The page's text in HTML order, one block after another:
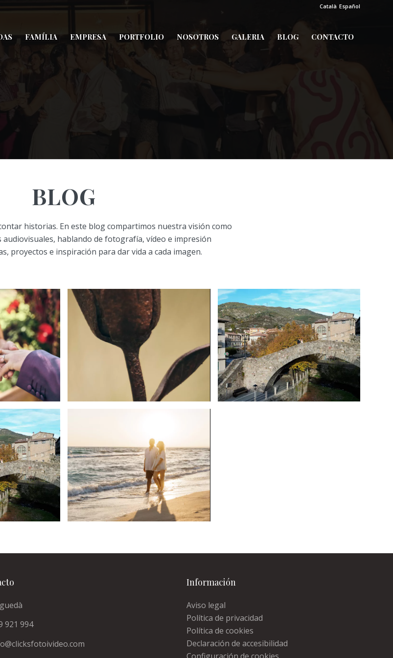
Català Español
FAMÍLIA EMPRESA PORTFOLIO NOSOTROS GALERIA BLOG CONTACTO
BLOG
historias. En este blog compartimos nuestra visión como
hablando de fotografía, vídeo e impresión
proyectos e inspiración para dar vida a cada imagen.
de la
2025
Por qué la fotografía
corporativa es
esencial para la
imagen de tu
negocio
1 de marzo de 2025
10 consejos para
tener una sesión de
fotos familiar
perfecta
15 de febrero de 2025
en
de
2025
2025
Consejos para su
sesión preboda con
Click’s
5 de febrero de 2025
921 994
Información
Aviso legal
Política de privacidad
Política de cookies
Declaración de accesibilidad